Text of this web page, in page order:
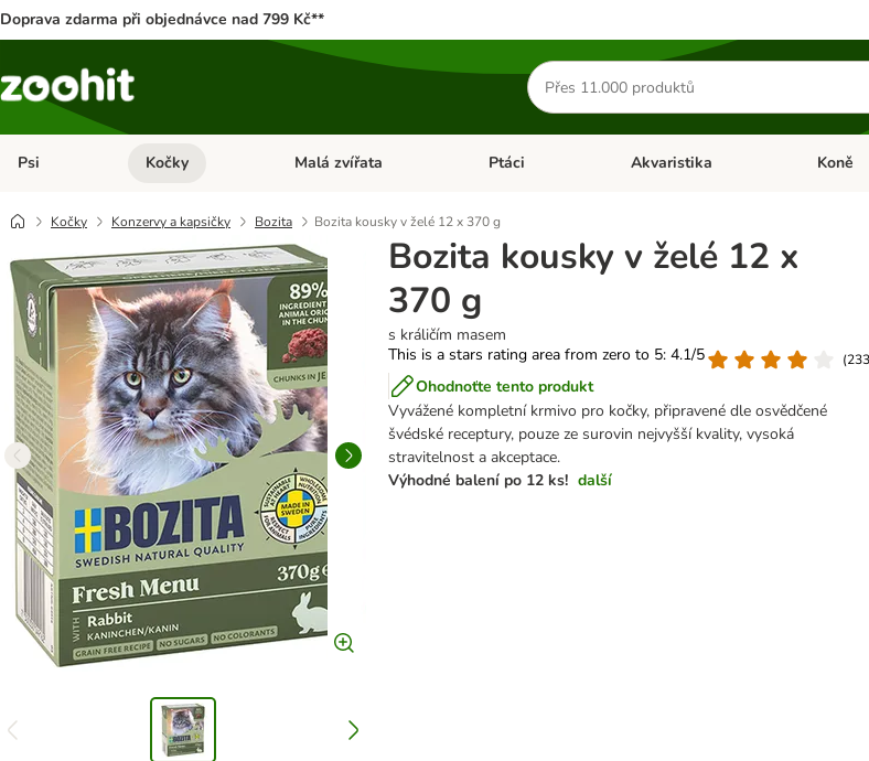
Doprava zdarma při objednávce nad 799 Kč**
Hledat
produkty
Psi Otevřít menu: Psi
Kočky Otevřít menu: Kočky
Malá zvířata Otevřít menu: Malá zvířata
Ptáci Otevřít menu: Ptáci
Akvaristika Otevřít
Koně
Kočky Konzervy a kapsičky Bozita Bozita kousky v želé 12 x 370 g
Bozita kousky v želé 12 x
370 g
s králičím masem
This is a stars rating area from zero to 5: 4.1/5
(
Ohodnoťte tento produkt
Vyvážené kompletní krmivo pro kočky, připravené dle osvědčené
švédské receptury, pouze ze surovin nejvyšší kvality, vysoká
stravitelnost a akceptace.
Výhodné balení po 12 ks! další